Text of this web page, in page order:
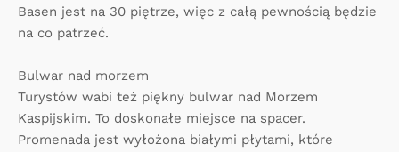
Basen jest na 30 piętrze, więc z całą pewnością będzie
na co patrzeć.
Bulwar nad morzem
Turystów wabi też piękny bulwar nad Morzem
Kaspijskim. To doskonałe miejsce na spacer.
Promenada jest wyłożona białymi płytami, które